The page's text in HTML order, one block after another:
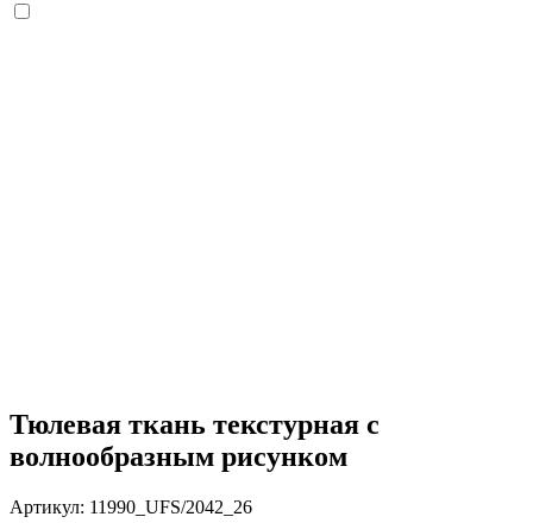
Тюлевая ткань текстурная с
волнообразным рисунком
Артикул: 11990_UFS/2042_26